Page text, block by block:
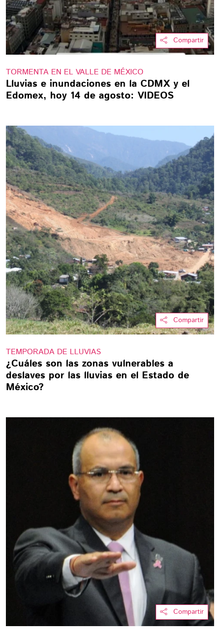
Compartir
TORMENTA EN EL VALLE DE MÉXICO
Lluvias e inundaciones en la CDMX y el
Edomex, hoy 14 de agosto: VIDEOS
Compartir
TEMPORADA DE LLUVIAS
¿Cuáles son las zonas vulnerables a
deslaves por las lluvias en el Estado de
México?
Compartir